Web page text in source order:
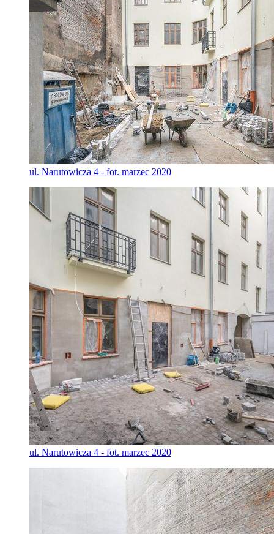
ul. Narutowicza 4 - fot. marzec 2020
ul. Narutowicza 4 - fot. marzec 2020